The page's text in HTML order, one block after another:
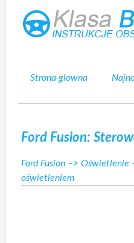
Strona glowna
Ford Fusion:
Ford Fusion –> Oświetlenie
oświetleniem